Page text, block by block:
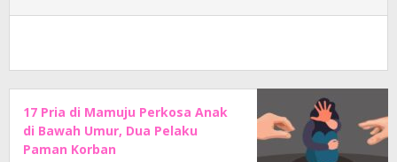
17 Pria di Mamuju Perkosa Anak
di Bawah Umur, Dua Pelaku
Paman Korban